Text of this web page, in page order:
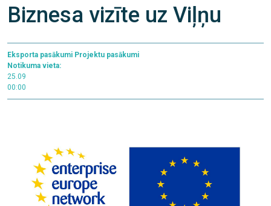
Biznesa vizīte uz Viļņu
Eksporta pasākumi Projektu pasākumi
Notikuma vieta:
25.09
00:00